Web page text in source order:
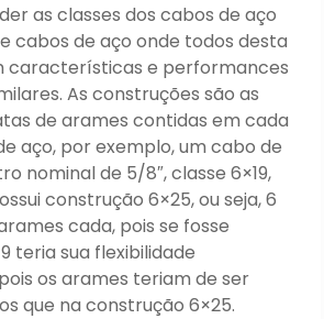
as classes dos cabos de aço
cabos de aço onde todos desta
características e performances
As construções são as
de arames contidas em cada
aço, por exemplo, um cabo de
nominal de 5/8″, classe 6×19,
construção 6×25, ou seja, 6
cada, pois se fosse
teria sua flexibilidade
os arames teriam de ser
que na construção 6×25.